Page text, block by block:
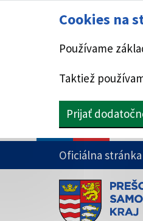
Cookies na
Používame
Taktiež
Prijať
PRESKOČIŤ NA HLAVNÝ
Oficiálna stránka
Doména psk.sk